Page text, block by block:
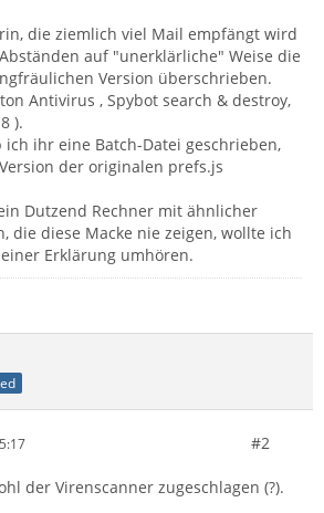
die ziemlich viel Mail empfängt wird
auf "unerklärliche" Weise die
Version überschrieben.
Antivirus , Spybot search & destroy,
).
ihr eine Batch-Datei geschrieben,
der originalen prefs.js
Dutzend Rechner mit ähnlicher
die diese Macke nie zeigen, wollte ich
Erklärung umhören.
#2
der Virenscanner zugeschlagen (?).